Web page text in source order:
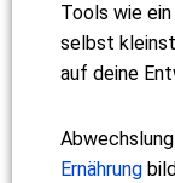
Tools wie ein
selbst
auf deine
Ernährung